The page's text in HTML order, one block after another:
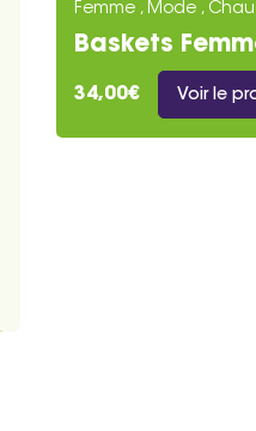
Femme , Mode ,
Baskets
Blanche
34,00€ Voir le